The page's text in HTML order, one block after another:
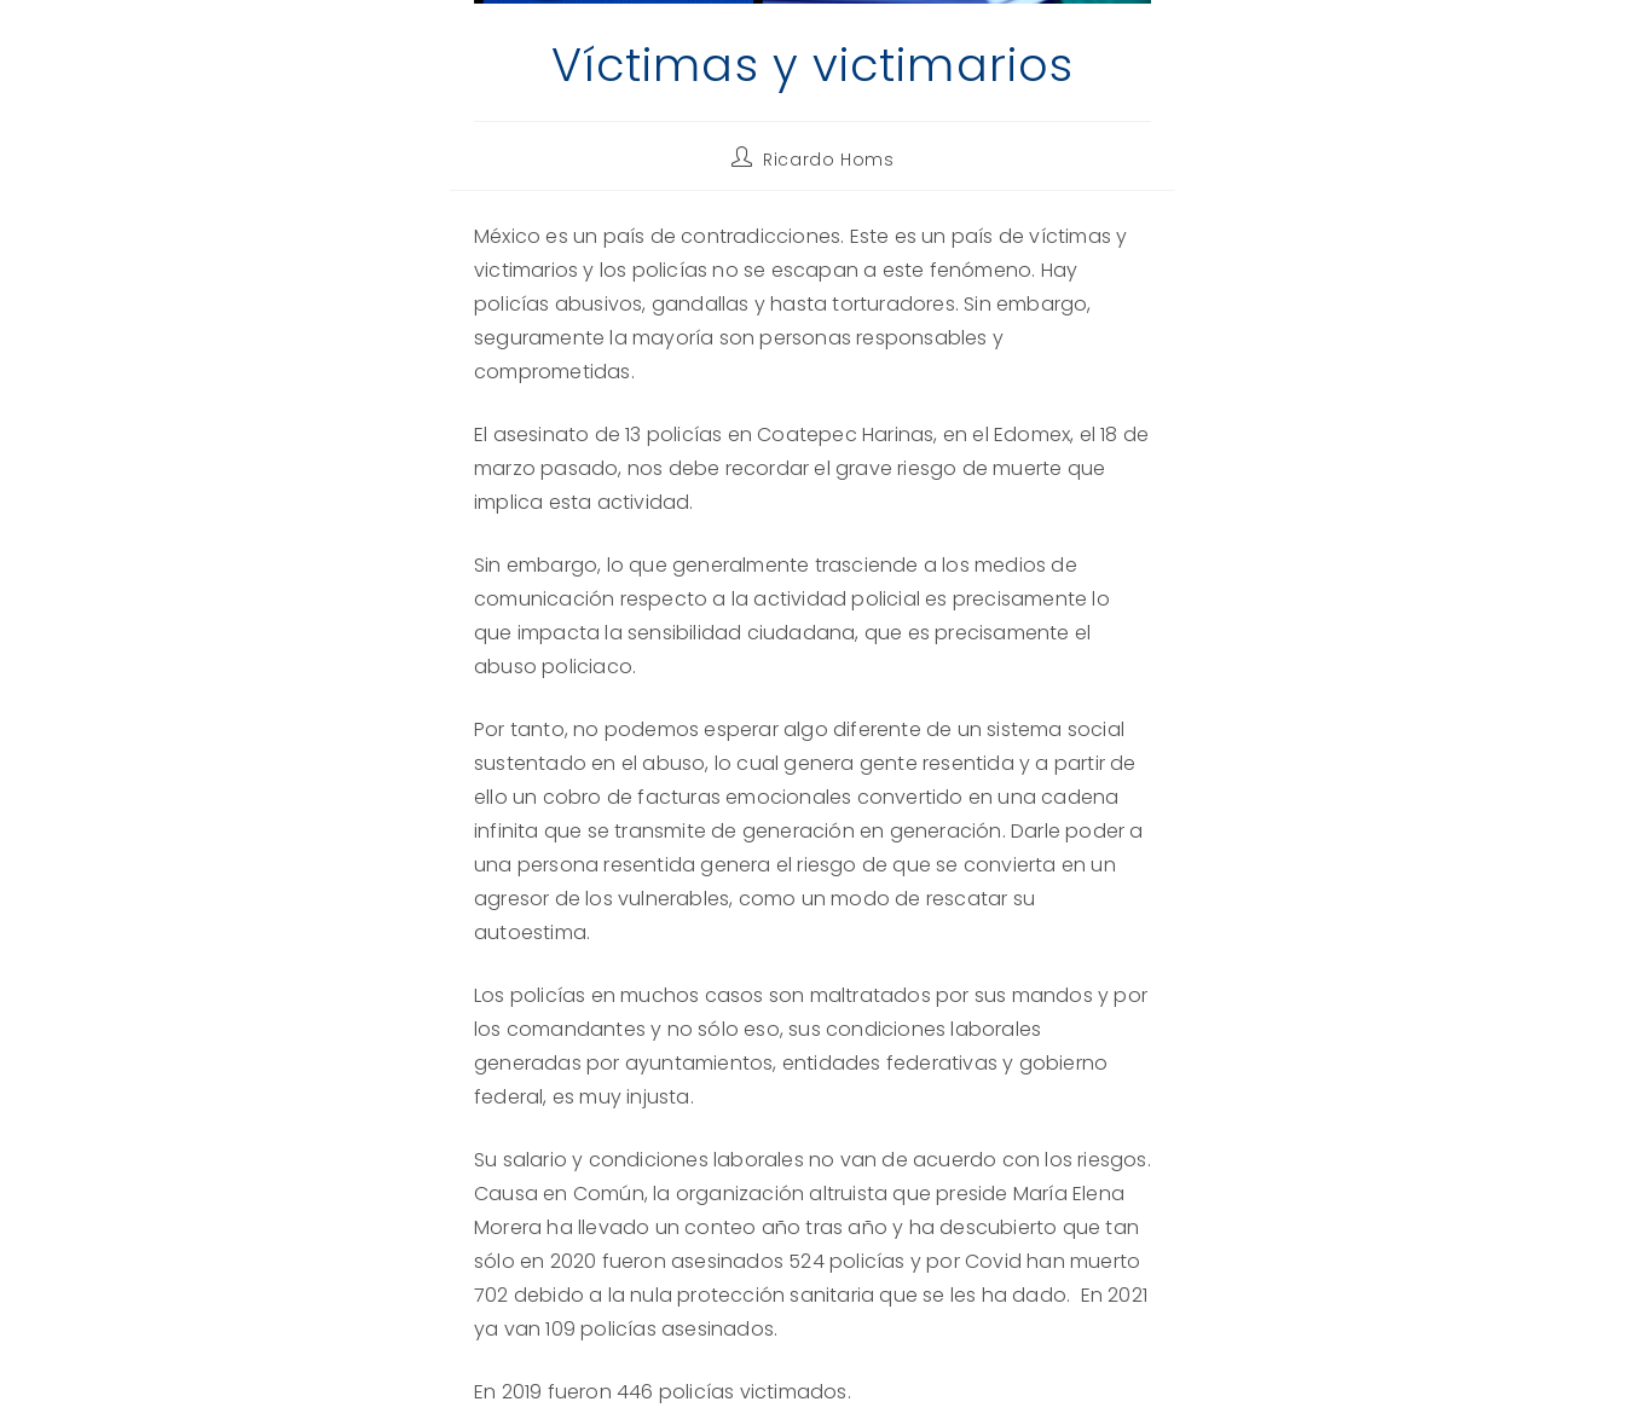
Víctimas y victimarios
Autor
entrada:
Ricardo Homs
México es un país de contradicciones. Este es un país de víctimas y
victimarios y los policías no se escapan a este fenómeno. Hay
policías abusivos, gandallas y hasta torturadores. Sin embargo,
seguramente la mayoría son personas responsables y
comprometidas.
El asesinato de 13 policías en Coatepec Harinas, en el Edomex, el 18 de
marzo pasado, nos debe recordar el grave riesgo de muerte que
implica esta actividad.
Sin embargo, lo que generalmente trasciende a los medios de
comunicación respecto a la actividad policial es precisamente lo
que impacta la sensibilidad ciudadana, que es precisamente el
abuso policiaco.
Por tanto, no podemos esperar algo diferente de un sistema social
sustentado en el abuso, lo cual genera gente resentida y a partir de
ello un cobro de facturas emocionales convertido en una cadena
infinita que se transmite de generación en generación. Darle poder a
una persona resentida genera el riesgo de que se convierta en un
agresor de los vulnerables, como un modo de rescatar su
autoestima.
Los policías en muchos casos son maltratados por sus mandos y por
los comandantes y no sólo eso, sus condiciones laborales
generadas por ayuntamientos, entidades federativas y gobierno
federal, es muy injusta.
Su salario y condiciones laborales no van de acuerdo con los riesgos.
Causa en Común, la organización altruista que preside María Elena
Morera ha llevado un conteo año tras año y ha descubierto que tan
sólo en 2020 fueron asesinados 524 policías y por Covid han muerto
702 debido a la nula protección sanitaria que se les ha dado. En 2021
ya van 109 policías asesinados.
En 2019 fueron 446 policías victimados.